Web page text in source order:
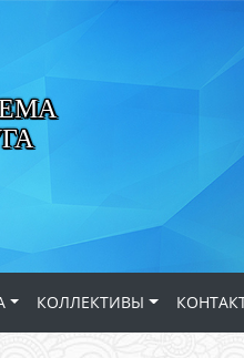
КОЛЛЕКТИВЫ